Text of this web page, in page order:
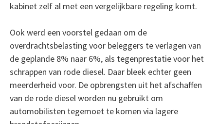
kabinet zelf al met een vergelijkbare regeling komt.
Ook werd een voorstel gedaan om de
overdrachtsbelasting voor beleggers te verlagen van
de geplande 8% naar 6%, als tegenprestatie voor het
schrappen van rode diesel. Daar bleek echter geen
meerderheid voor. De opbrengsten uit het afschaffen
van de rode diesel worden nu gebruikt om
automobilisten tegemoet te komen via lagere